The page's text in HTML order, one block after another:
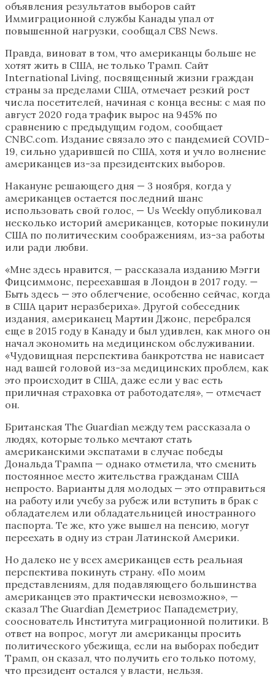
объявления результатов выборов сайт
Иммиграционной службы Канады упал от
повышенной нагрузки, сообщал CBS News.
Правда, виноват в том, что американцы больше не
хотят жить в США, не только Трамп. Сайт
International Living, посвященный жизни граждан
страны за пределами США, отмечает резкий рост
числа посетителей, начиная с конца весны: с мая по
август 2020 года трафик вырос на 945% по
сравнению с предыдущим годом, сообщает
CNBC.com. Издание связало это с пандемией COVID-
19, сильно ударившей по США, хотя и учло волнение
американцев из-за президентских выборов.
Накануне решающего дня — 3 ноября, когда у
американцев остается последний шанс
использовать свой голос, — Us Weekly опубликовал
несколько историй американцев, которые покинули
США по политическим соображениям, из-за работы
или ради любви.
«Мне здесь нравится, — рассказала изданию Мэгги
Фицсиммонс, переехавшая в Лондон в 2017 году. —
Быть здесь — это облегчение, особенно сейчас, когда
в США царит неразбериха». Другой собеседник
издания, американец Мартин Джонс, перебрался
еще в 2015 году в Канаду и был удивлен, как много он
начал экономить на медицинском обслуживании.
«Чудовищная перспектива банкротства не нависает
над вашей головой из-за медицинских проблем, как
это происходит в США, даже если у вас есть
приличная страховка от работодателя», — отмечает
он.
Британская The Guardian между тем рассказала о
людях, которые только мечтают стать
американскими экспатами в случае победы
Дональда Трампа — однако отметила, что сменить
постоянное место жительства гражданам США
непросто. Варианты для молодых — это отправиться
на работу или учебу за рубеж или вступить в брак с
обладателем или обладательницей иностранного
паспорта. Те же, кто уже вышел на пенсию, могут
переехать в одну из стран Латинской Америки.
Но далеко не у всех американцев есть реальная
перспектива покинуть страну. «По моим
представлениям, для подавляющего большинства
американцев это практически невозможно», —
сказал The Guardian Деметриос Пападеметриу,
сооснователь Института миграционной политики. В
ответ на вопрос, могут ли американцы просить
политического убежища, если на выборах победит
Трамп, он сказал, что получить его только потому,
что президент остался у власти, нельзя.